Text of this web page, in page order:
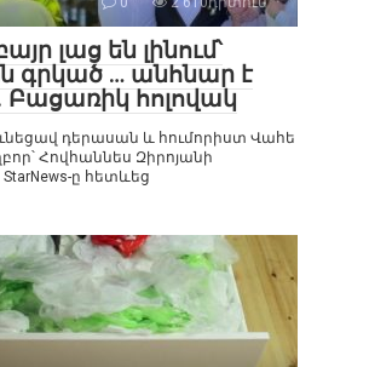
լաց են լինում՝
գրկած … անհնար է
Բացառիկ հոլովակ
դերասան և հումորիստ Վահե
Հովհաննես Զիրոյանի
ը հետևեց